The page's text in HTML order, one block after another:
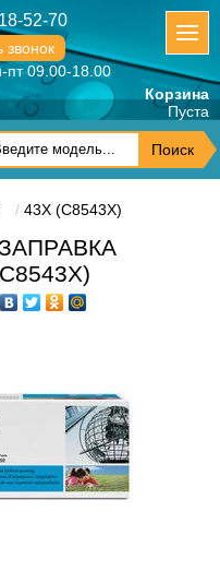
52-70
звонок
пт 09.00-18.00
Корзина
Пуста
43X (C8543X)